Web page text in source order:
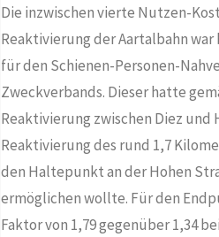
Die inzwischen vierte Nutzen-
Reaktivierung der Aartalbahn
für den Schienen-Personen-
Zweckverbands. Dieser hatte
Reaktivierung zwischen Diez
Reaktivierung des rund 1,7
den Haltepunkt an der Hohen
ermöglichen wollte. Für den
Faktor von 1,79 gegenüber 1,34